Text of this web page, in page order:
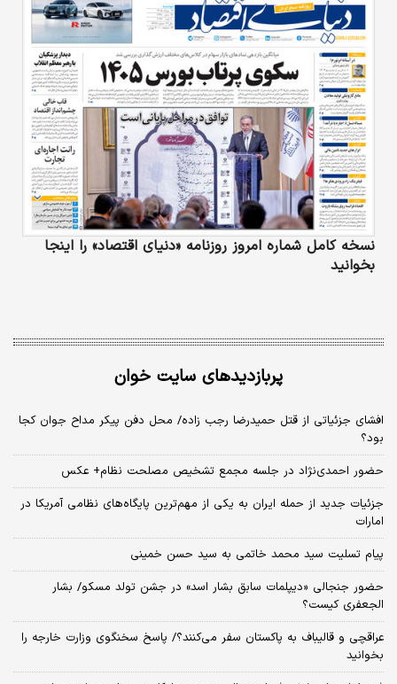
نسخه کامل شماره امروز روزنامه «دنیای‌ اقتصاد» را اینجا
بخوانید
پربازدیدهای سایت خوان
افشای جزئیاتی از قتل حمیدرضا رجب زاده/ محل دفن پیکر مداح جوان کجا
بود؟
حضور احمدی‌نژاد در جلسه مجمع تشخیص مصلحت نظام+ عکس
جزئیات جدید از حمله ایران به یکی از مهم‌ترین پایگاه‌های نظامی آمریکا در
امارات
پیام تسلیت سید محمد خاتمی به سید حسن خمینی
حضور جنجالی «دیپلمات سابق بشار اسد» در جشن تولد مسکو/ بشار
الجعفری کیست؟
عراقچی و قالیباف به پاکستان سفر می‌کنند؟/ پاسخ سخنگوی وزارت خارجه را
بخوانید